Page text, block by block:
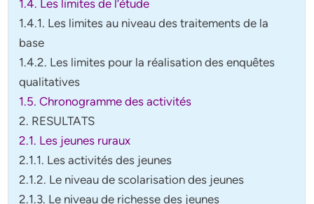
1.4. Les limites de l’étude
1.4.1. Les limites au niveau des traitements de la
base
1.4.2. Les limites pour la réalisation des enquêtes
qualitatives
1.5. Chronogramme des activités
2. RESULTATS
2.1. Les jeunes ruraux
2.1.1. Les activités des jeunes
2.1.2. Le niveau de scolarisation des jeunes
2.1.3. Le niveau de richesse des jeunes